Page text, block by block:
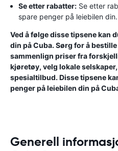
Se etter rabatter: Se etter
spare penger på leiebilen din.
Ved å følge disse tipsene kan
din på Cuba. Sørg for å
sammenlign priser fra
kjøretøy, velg lokale
spesialtilbud. Disse tipsene
penger på leiebilen din på
Generell